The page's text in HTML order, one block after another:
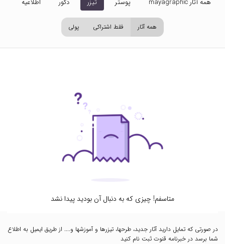
همه آثار mayagraphic پوستر تیزر دکور اطلاعیه
همه آثار فقط اشتراکی پولی
متاسفم! چیزی که به دنبال آن بودید پیدا نشد
در صورتی که تمایل دارید آثار جدید، طرحها، تیزرها و آموزشها و.... از طریق ایمیل به اطلاع
شما برسد در خبرنامه قنوت ثبت نام کنید